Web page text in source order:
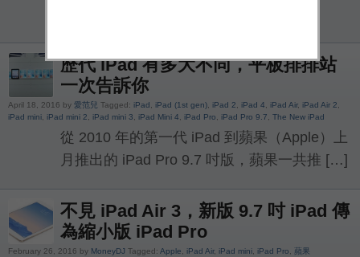
歷代 iPad 有多大不同，平板排排站
一次告訴你
April 18, 2016 by 愛范兒 Tagged: iPad iPad (1st gen) iPad 2 iPad 4 iPad Air, iPad Air 2
iPad mini iPad mini 2 iPad mini 3 iPad Mini 4 iPad Pro iPad Pro 9.7 The New iPad
從 2010 年的第一代 iPad 到蘋果（Apple）上
月推出的 iPad Pro 9.7 吋版，蘋果一共推 […]
不見 iPad Air 3，新版 9.7 吋 iPad 傳
為縮小版 iPad Pro
February 26, 2016 by MoneyDJ Tagged: Apple iPad Air, iPad mini iPad Pro 蘋果